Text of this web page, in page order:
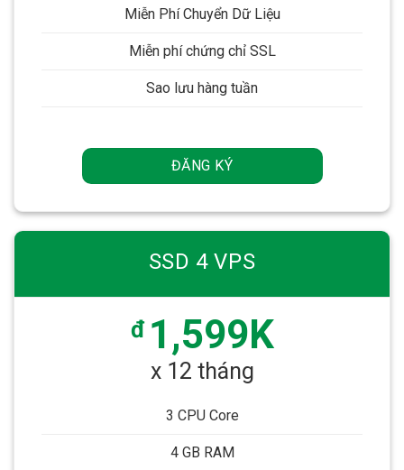
Miễn Phí Chuyển Dữ Liệu
Miễn phí chứng chỉ SSL
Sao lưu hàng tuần
ĐĂNG KÝ
SSD 4 VPS
đ 1,599K
x 12 tháng
3 CPU Core
4 GB RAM